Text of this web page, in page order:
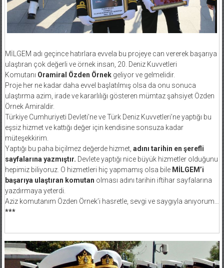
MİLGEM adı geçince hatırlara evvela bu projeye can vererek başarıya
ulaştıran çok değerli ve örnek insan, 20. Deniz Kuvvetleri
Komutanı Oramiral Özden Örnek geliyor ve gelmelidir.
Proje her ne kadar daha evvel başlatılmış olsa da onu sonuca
ulaştırma azim, irade ve kararlılığı gösteren mümtaz şahsiyet Özden
Örnek Amiraldir.
Türkiye Cumhuriyeti Devleti’ne ve Türk Deniz Kuvvetleri’ne yaptığı bu
eşsiz hizmet ve kattığı değer için kendisine sonsuza kadar
müteşekkirim.
Yaptığı bu paha biçilmez değerde hizmet, adını tarihin en şerefli
sayfalarına yazmıştır. Devlete yaptığı nice büyük hizmetler olduğunu
hepimiz biliyoruz. O hizmetleri hiç yapmamış olsa bile MİLGEM’i
başarıya ulaştıran komutan olması adını tarihin iftihar sayfalarına
yazdırmaya yeterdi.
Aziz komutanım Özden Örnek’i hasretle, sevgi ve saygıyla anıyorum…
***